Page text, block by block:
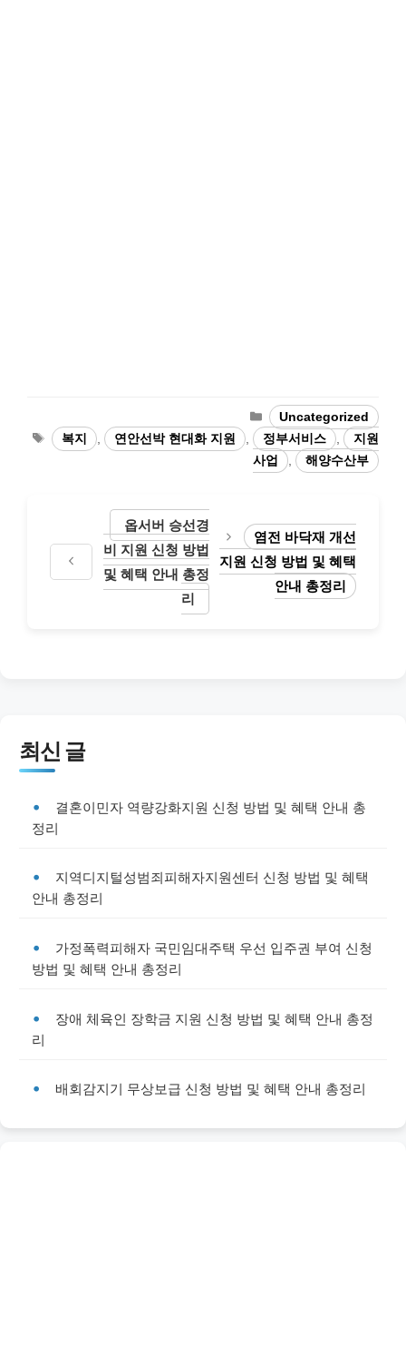
카
테
고
리
Uncategorized
태
그
복지 연안선박 현대화 지원 정부서비스
지원
사업
해양수산부
옵서버 승선경
비 지원 신청 방법
및 혜택 안내 총정
리
염전 바닥재 개선
지원 신청 방법 및 혜택
안내 총정리
최신 글
결혼이민자 역량강화지원 신청 방법 및 혜택 안내 총
정리
지역디지털성범죄피해자지원센터 신청 방법 및 혜택
안내 총정리
가정폭력피해자 국민임대주택 우선 입주권 부여 신청
방법 및 혜택 안내 총정리
장애 체육인 장학금 지원 신청 방법 및 혜택 안내 총정
리
배회감지기 무상보급 신청 방법 및 혜택 안내 총정리